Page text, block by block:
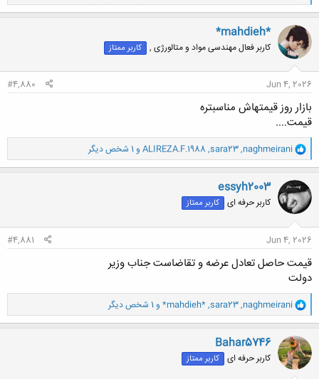
ا
ک
ن
ش
ه
ا
*mahdieh*
کاربر فعال مهندسی مواد و متالورژی , کاربر ممتاز
Jun 4, 2026
#4,880
بازار روز قیمتهاش مناسبتره
قیمت....
و
ا
ک
ن
ش
ه
ا
naghmeirani
,
sara23
,
ALIREZA.F.1988 و 1 شخص دیگر
essyh2003
کاربر حرفه ای کاربر ممتاز
Jun 4, 2026
#4,881
قیمت حاصل تعادل عرضه و تقاضاست جناب وزیر
دولت
و
ا
ک
ن
ش
ه
ا
naghmeirani
,
sara23
,
*mahdieh* و 1 شخص دیگر
Bahar5746
کاربر حرفه ای کاربر ممتاز